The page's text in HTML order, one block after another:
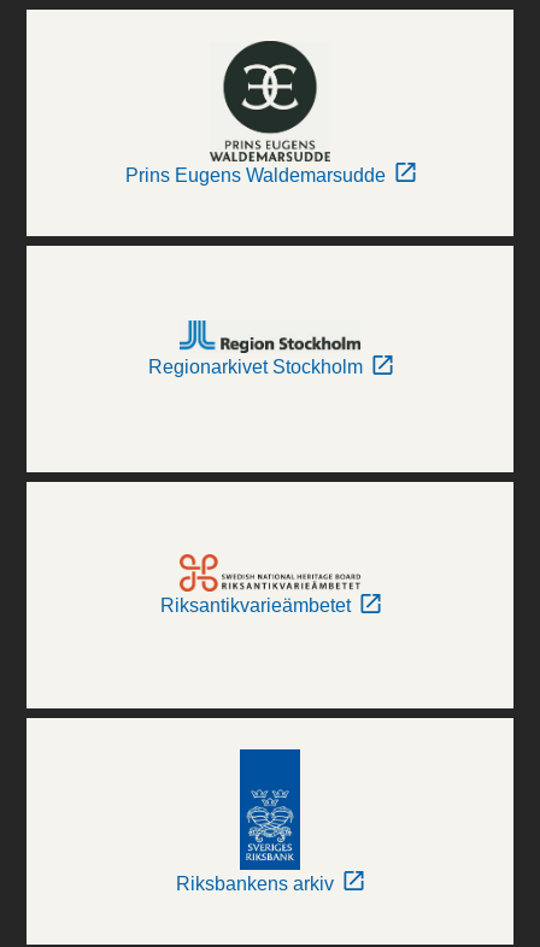
Prins Eugens Waldemarsudde
Regionarkivet Stockholm
Riksantikvarieämbetet
Riksbankens arkiv